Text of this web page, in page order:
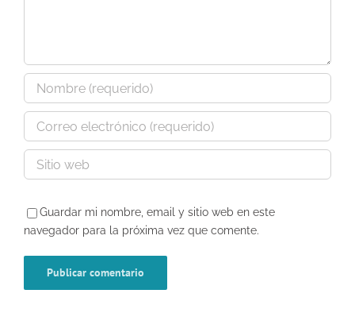
Guardar mi nombre, email y sitio web en este
navegador para la próxima vez que comente.